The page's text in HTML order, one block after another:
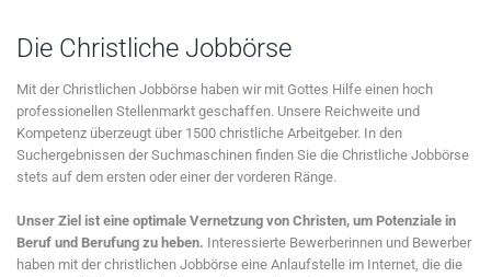
Die Christliche Jobbörse
Mit der Christlichen Jobbörse haben wir mit Gottes Hilfe einen hoch
professionellen Stellenmarkt geschaffen. Unsere Reichweite und
Kompetenz überzeugt über 1500 christliche Arbeitgeber. In den
Suchergebnissen der Suchmaschinen finden Sie die Christliche Jobbörse
stets auf dem ersten oder einer der vorderen Ränge.
Unser Ziel ist eine optimale Vernetzung von Christen, um Potenziale in
Beruf und Berufung zu heben. Interessierte Bewerberinnen und Bewerber
haben mit der christlichen Jobbörse eine Anlaufstelle im Internet, die die